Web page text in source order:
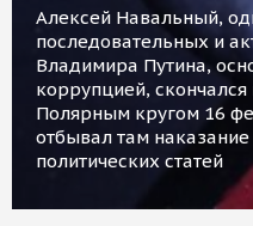
Алексей Навальный,
последовательных и
Владимира Путина,
коррупцией,
Полярным кругом 16
отбывал там
политических статей